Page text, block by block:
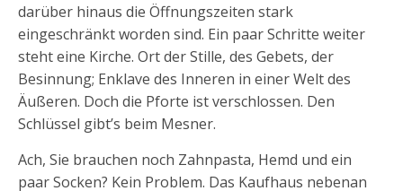
darüber hinaus die Öffnungszeiten stark
eingeschränkt worden sind. Ein paar Schritte weiter
steht eine Kirche. Ort der Stille, des Gebets, der
Besinnung; Enklave des Inneren in einer Welt des
Äußeren. Doch die Pforte ist verschlossen. Den
Schlüssel gibt’s beim Mesner.
Ach, Sie brauchen noch Zahnpasta, Hemd und ein
paar Socken? Kein Problem. Das Kaufhaus nebenan